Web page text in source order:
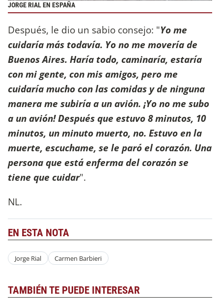
JORGE RIAL EN ESPAÑA
Después, le dio un sabio consejo: "Yo me
cuidaría más todavía. Yo no me movería de
Buenos Aires. Haría todo, caminaría, estaría
con mi gente, con mis amigos, pero me
cuidaría mucho con las comidas y de ninguna
manera me subiría a un avión. ¡Yo no me subo
a un avión! Después que estuvo 8 minutos, 10
minutos, un minuto muerto, no. Estuvo en la
muerte, escuchame, se le paró el corazón. Una
persona que está enferma del corazón se
tiene que cuidar".
NL.
EN ESTA NOTA
Jorge Rial Carmen Barbieri
TAMBIÉN TE PUEDE INTERESAR